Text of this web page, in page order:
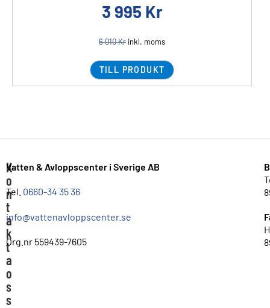
3 995 Kr
6 010Kr inkl. moms
TILL PRODUKT
K
o
n
t
a
k
t
a
o
s
s
Vatten & Avloppscenter i Sverige AB
Tel. 0660-34 35 36
info@vattenavloppscenter.se
Org.nr 559439-7605